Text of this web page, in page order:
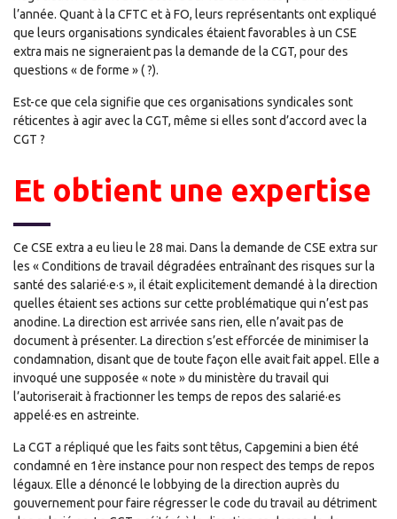
l’année. Quant à la CFTC et à FO, leurs représentants ont expliqué
que leurs organisations syndicales étaient favorables à un CSE
extra mais ne signeraient pas la demande de la CGT, pour des
questions « de forme » ( ?).
Est-ce que cela signifie que ces organisations syndicales sont
réticentes à agir avec la CGT, même si elles sont d’accord avec la
CGT ?
Et obtient une expertise
Ce CSE extra a eu lieu le 28 mai. Dans la demande de CSE extra sur
les « Conditions de travail dégradées entraînant des risques sur la
santé des salarié·e·s », il était explicitement demandé à la direction
quelles étaient ses actions sur cette problématique qui n’est pas
anodine. La direction est arrivée sans rien, elle n’avait pas de
document à présenter. La direction s’est efforcée de minimiser la
condamnation, disant que de toute façon elle avait fait appel. Elle a
invoqué une supposée « note » du ministère du travail qui
l’autoriserait à fractionner les temps de repos des salarié·es
appelé·es en astreinte.
La CGT a répliqué que les faits sont têtus, Capgemini a bien été
condamné en 1ère instance pour non respect des temps de repos
légaux. Elle a dénoncé le lobbying de la direction auprès du
gouvernement pour faire régresser le code du travail au détriment